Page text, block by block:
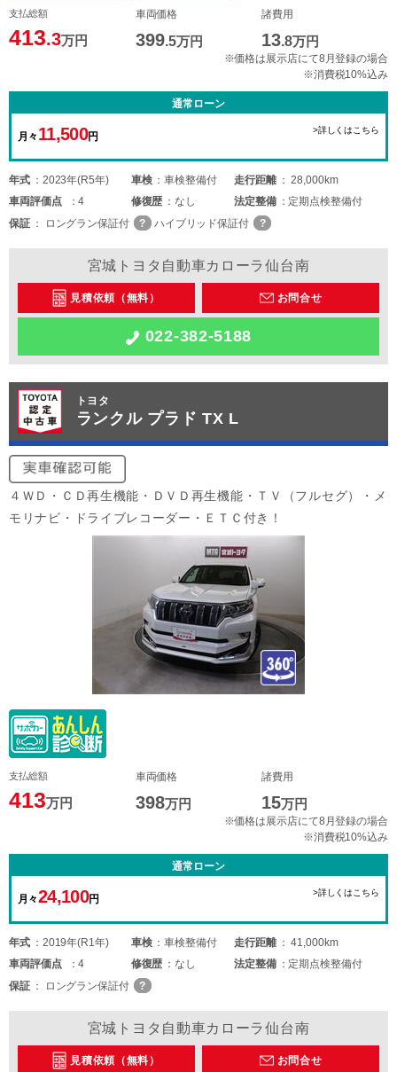
支払総額
413.3万円
車両価格
399.5万円
諸費用
13.8万円
※価格は展示店にて8月登録の場合
※消費税10%込み
通常ローン
月々 11,500円
>詳しくはこちら
年式 2023年(R5年) 車検 車検整備付 走行距離
28,000km
車両評価点 4 修復歴 なし 法定整備
定期点検整備付
保証
ロングラン保証付 ハイブリッド保証付
宮城トヨタ自動車カローラ仙台南
見積依頼（無料） お問合せ
022-382-5188
トヨタ
ランクル プラド TX L
４ＷＤ・ＣＤ再生機能・ＤＶＤ再生機能・ＴＶ（フルセグ）・メ
モリナビ・ドライブレコーダー・ＥＴＣ付き！
支払総額
413万円
車両価格
398万円
諸費用
15万円
※価格は展示店にて8月登録の場合
※消費税10%込み
通常ローン
月々24,100円
>詳しくはこちら
年式 2019年(R1年) 車検 車検整備付 走行距離
41,000km
車両評価点 4 修復歴 なし 法定整備
定期点検整備付
保証
ロングラン保証付
宮城トヨタ自動車カローラ仙台南
見積依頼（無料） お問合せ